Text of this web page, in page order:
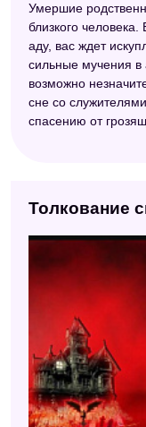
Умершие
близкого
аду, вас ждет
сильные мучения в
возможно
сне со
спасению от
Толкование